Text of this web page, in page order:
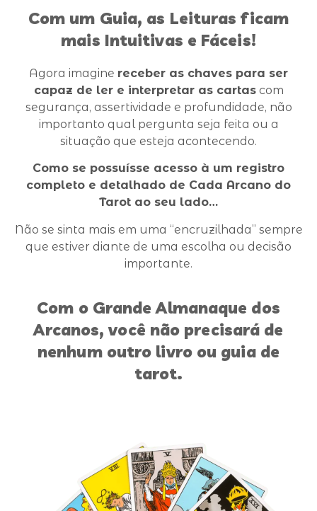
Com um Guia, as Leituras ficam
mais Intuitivas e Fáceis!
Agora imagine receber as chaves para ser
capaz de ler e interpretar as cartas com
segurança, assertividade e profundidade, não
importanto qual pergunta seja feita ou a
situação que esteja acontecendo.
Como se possuísse acesso à um registro
completo e detalhado de Cada Arcano do
Tarot ao seu lado…
Não se sinta mais em uma “encruzilhada” sempre
que estiver diante de uma escolha ou decisão
importante.
Com o Grande Almanaque dos
Arcanos, você não precisará de
nenhum outro livro ou guia de
tarot.